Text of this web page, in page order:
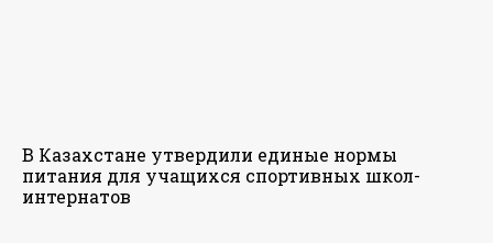
В Казахстане утвердили единые нормы
питания для учащихся спортивных школ-
интернатов